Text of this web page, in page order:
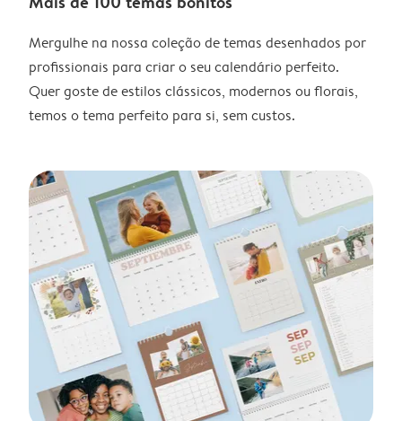
Mergulhe na nossa coleção de temas desenhados por
profissionais para criar o seu calendário perfeito.
Quer goste de estilos clássicos, modernos ou florais,
temos o tema perfeito para si, sem custos.